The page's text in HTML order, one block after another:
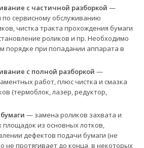
с частичной разборкой —
сервисному обслуживанию
чистка тракта прохождения бумаги
роликов и пр. Необходимо
порядке при попадании аппарата в
с полной разборкой —
работ, плюс чистка и смазка
(термоблок, лазер, редуктор,
— замена роликов захвата и
из основных лотков,
дефектов подачи бумаги (не
не протягивает до конца, в некоторых